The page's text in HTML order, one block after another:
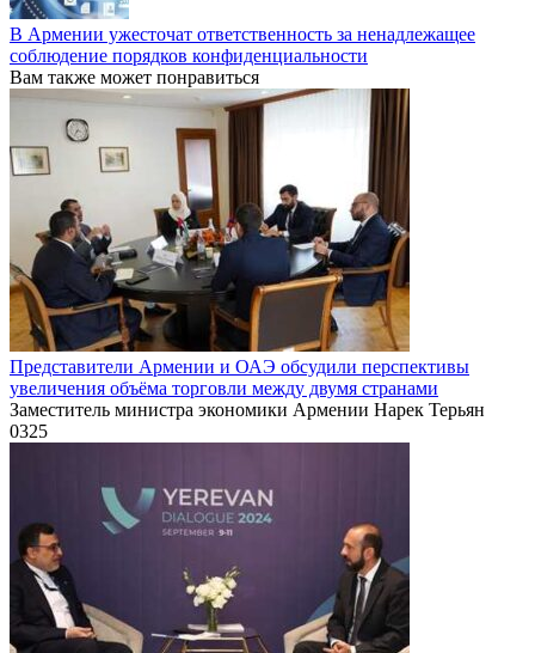
В Армении ужесточат ответственность за ненадлежащее
соблюдение порядков конфиденциальности
Вам также может понравиться
Представители Армении и ОАЭ обсудили перспективы
увеличения объёма торговли между двумя странами
Заместитель министра экономики Армении Нарек Терьян
0325